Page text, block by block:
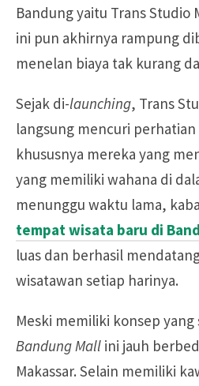
Bandung yaitu Trans Studio
ini pun akhirnya rampung
menelan biaya tak kurang
Sejak di-launching, Trans
langsung mencuri
khususnya mereka yang
yang memiliki wahana di
menunggu waktu lama,
tempat wisata baru di
luas dan berhasil
wisatawan setiap harinya.
Meski memiliki konsep yang
Bandung Mall ini jauh
Makassar. Selain memiliki